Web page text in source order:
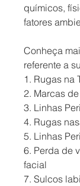
químicos,
fatores
Conheça
referente a
1. Rugas na
2. Marcas
3. Linhas
4. Rugas
5. Linhas
6. Perda de
facial
7. Sulcos